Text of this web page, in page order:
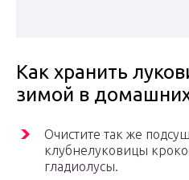
Как хранить
зимой в
Очистите так же
клубнелуковицы
гладиолусы.